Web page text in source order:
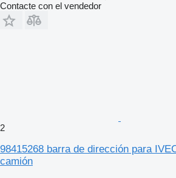
Contacte con el vendedor
2
98415268 barra de dirección para
camión